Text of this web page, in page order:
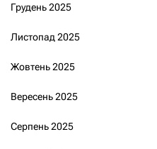
Грудень 2025
Листопад 2025
Жовтень 2025
Вересень 2025
Серпень 2025